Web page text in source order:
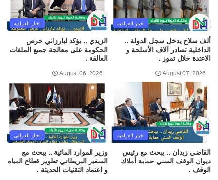
اخبار العراقية
ألف سلاح يدخل سجل الدولة ..
الداخلية تصادر آلاف الأسلحة و
الاعتدة خلال تموز .
August 07, 2026
اخبار العراقية
الزيدي .. يؤكد لبارزاني حرص
الحكومة على معالجة جميع الملفات
العالقة .
August 06, 2026
اخبار العراقية
القاضي زيدان .. يبحث مع رئيس
ديوان الوقف السني حماية أملاك
الوقف .
اخبار العراقي
وزير الموارد المائية .. يبحث مع
السفير البريطاني تطوير قطاع المياه
و اعتماد التقنيات الحديثة .